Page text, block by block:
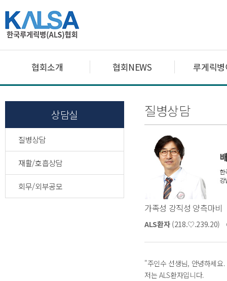
협회소개 협회NEWS 루게릭
상담실
질병상담
재활/호흡상담
회무/외부공모
질병상담
가족성 강직성 양측마비
ALS환자(218.♡.239.20)
"주인수 선생님, 안녕하세요.
저는 ALS환자입니다.